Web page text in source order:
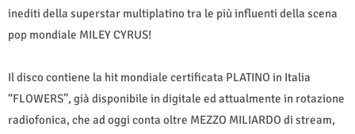
inediti della superstar multiplatino tra le più influenti della scena
pop mondiale MILEY CYRUS!
Il disco contiene la hit mondiale certificata PLATINO in Italia
“FLOWERS”, già disponibile in digitale ed attualmente in rotazione
radiofonica, che ad oggi conta oltre MEZZO MILIARDO di stream,